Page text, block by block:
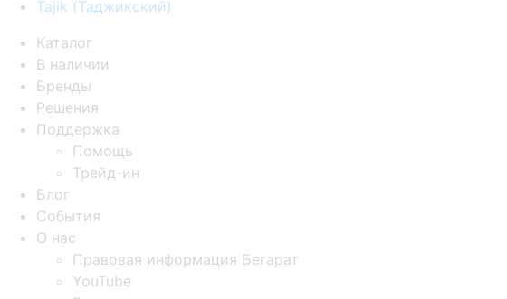
Tajik (Таджикский)
Каталог
В наличии
Бренды
Решения
Поддержка
Помощь
Трейд-ин
Блог
События
О нас
Правовая информация Бегарат
YouTube